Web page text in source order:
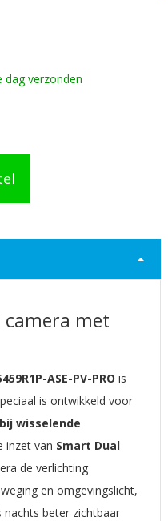
dag verzonden
camera met
ASE-PV-PRO is
is ontwikkeld voor
wisselende
inzet van Smart Dual
de verlichting
en omgevingslicht,
nachts beter zichtbaar